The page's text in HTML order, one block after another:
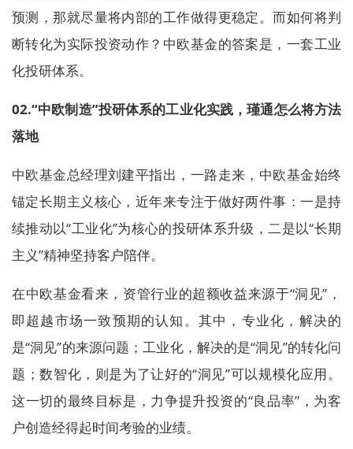
预测，那就尽量将内部的工作做得更稳定。而如何将判
断转化为实际投资动作？中欧基金的答案是，一套工业
化投研体系。
02.“中欧制造”投研体系的工业化实践 ，瑾通怎么将方法
落地
中欧基金总经理刘建平指出，一路走来，中欧基金始终
锚定长期主义核心，近年来专注于做好两件事：一是持
续推动以“工业化”为核心的投研体系升级，二是以“长期
主义”精神坚持客户陪伴。
在中欧基金看来，资管行业的超额收益来源于“洞见”，
即超越市场一致预期的认知。其中，专业化，解决的
是“洞见”的来源问题；工业化，解决的是“洞见”的转化问
题；数智化，则是为了让好的“洞见”可以规模化应用。
这一切的最终目标是，力争提升投资的“良品率”，为客
户创造经得起时间考验的业绩。